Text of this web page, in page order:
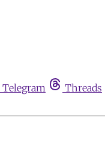
Telegram Threads